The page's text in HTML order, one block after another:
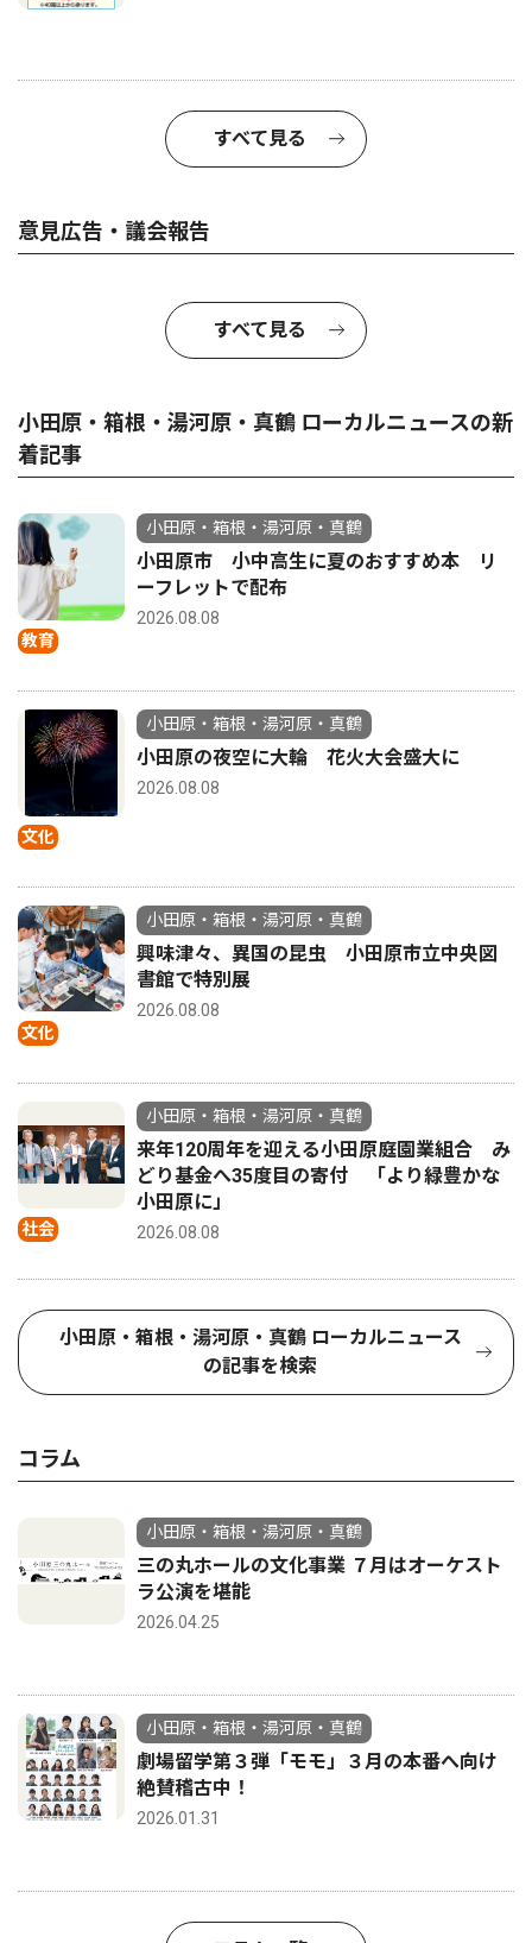
すべて見る
意見広告・議会報告
すべて見る
小田原・箱根・湯河原・真鶴 ローカルニュースの新
着記事
教育
小田原・箱根・湯河原・真鶴
小田原市 小中高生に夏のおすすめ本 リ
ーフレットで配布
2026.08.08
文化
小田原・箱根・湯河原・真鶴
小田原の夜空に大輪 花火大会盛大に
2026.08.08
文化
小田原・箱根・湯河原・真鶴
興味津々、異国の昆虫 小田原市立中央図
書館で特別展
2026.08.08
社会
小田原・箱根・湯河原・真鶴
来年120周年を迎える小田原庭園業組合 み
どり基金へ35度目の寄付 「より緑豊かな
小田原に」
2026.08.08
小田原・箱根・湯河原・真鶴 ローカルニュース
の記事を検索
コラム
小田原・箱根・湯河原・真鶴
三の丸ホールの文化事業 ７月はオーケスト
ラ公演を堪能
2026.04.25
小田原・箱根・湯河原・真鶴
劇場留学第３弾「モモ」３月の本番へ向け
絶賛稽古中！
2026.01.31